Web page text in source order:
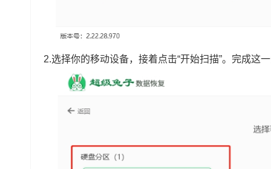
2.选择你的移动设备，接着点击“开始扫描”。完成这